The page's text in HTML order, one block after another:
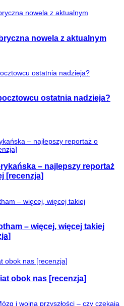
nowela z aktualnym
ostatnia nadzieja?
– najlepszy reportaż
[recenzja]
– więcej, więcej takiej
obok nas [recenzja]